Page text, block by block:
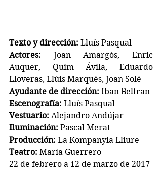
Texto y dirección: Lluís Pasqual
Actores: Joan Amargós, Enric
Auquer, Quim Ávila, Eduardo
Lloveras, Llúis Marquès, Joan Solé
Ayudante de dirección: Iban Beltran
Escenografía: Lluís Pasqual
Vestuario: Alejandro Andújar
Iluminación: Pascal Merat
Producción: La Kompanyia Lliure
Teatro: María Guerrero
22 de febrero a 12 de marzo de 2017